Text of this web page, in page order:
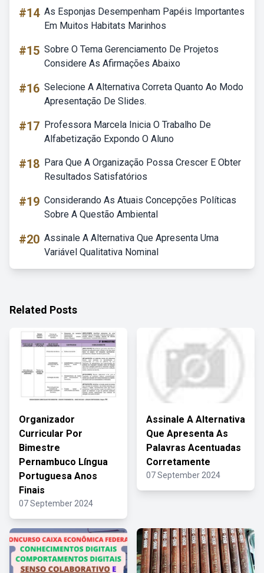
#14 As Esponjas Desempenham Papéis Importantes
Em Muitos Habitats Marinhos
#15 Sobre O Tema Gerenciamento De Projetos
Considere As Afirmações Abaixo
#16 Selecione A Alternativa Correta Quanto Ao Modo
Apresentação De Slides.
#17 Professora Marcela Inicia O Trabalho De
Alfabetização Expondo O Aluno
#18 Para Que A Organização Possa Crescer E Obter
Resultados Satisfatórios
#19 Considerando As Atuais Concepções Políticas
Sobre A Questão Ambiental
#20 Assinale A Alternativa Que Apresenta Uma
Variável Qualitativa Nominal
Related Posts
Organizador
Curricular Por
Bimestre
Pernambuco Língua
Portuguesa Anos
Finais
07 September 2024
Assinale A Alternativa
Que Apresenta As
Palavras Acentuadas
Corretamente
07 September 2024